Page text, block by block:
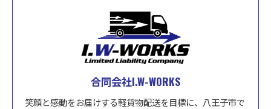
合同会社I.W-WORKS
笑顔と感動をお届けする軽貨物配送を目標に、八王子市で